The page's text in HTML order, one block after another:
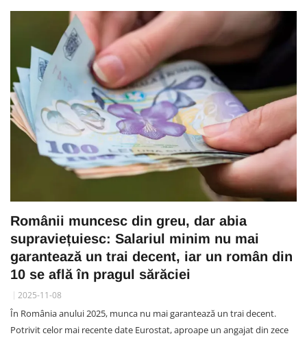
Românii muncesc din greu, dar abia
supraviețuiesc: Salariul minim nu mai
garantează un trai decent, iar un român din
10 se află în pragul sărăciei
2025-11-08
În România anului 2025, munca nu mai garantează un trai decent.
Potrivit celor mai recente date Eurostat, aproape un angajat din zece